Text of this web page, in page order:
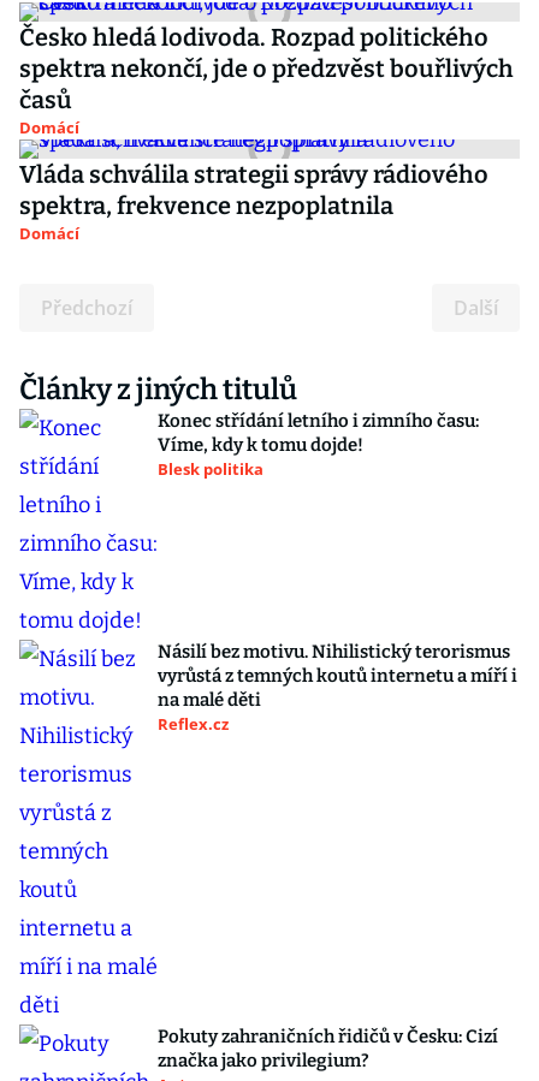
Česko hledá lodivoda. Rozpad politického
spektra nekončí, jde o předzvěst bouřlivých
časů
Domácí
Vláda schválila strategii správy rádiového
spektra, frekvence nezpoplatnila
Domácí
Předchozí Další
Články z jiných titulů
Konec střídání letního i zimního času:
Víme, kdy k tomu dojde!
Blesk politika
Násilí bez motivu. Nihilistický terorismus
vyrůstá z temných koutů internetu a míří i
na malé děti
Reflex.cz
Pokuty zahraničních řidičů v Česku: Cizí
značka jako privilegium?